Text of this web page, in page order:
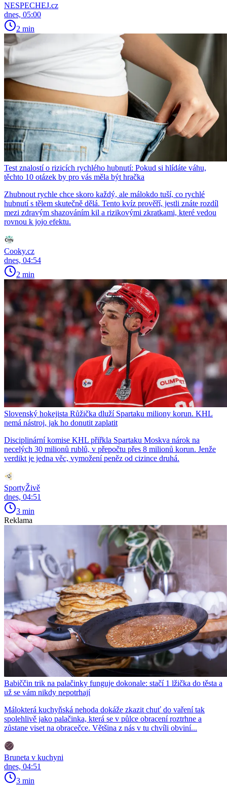
NESPECHEJ.cz
dnes, 05:00
2 min
Test znalostí o rizicích rychlého hubnutí: Pokud si hlídáte váhu,
těchto 10 otázek by pro vás měla být hračka
Zhubnout rychle chce skoro každý, ale málokdo tuší, co rychlé
hubnutí s tělem skutečně dělá. Tento kvíz prověří, jestli znáte rozdíl
mezi zdravým shazováním kil a rizikovými zkratkami, které vedou
rovnou k jojo efektu.
Cooky.cz
dnes, 04:54
2 min
Slovenský hokejista Růžička dluží Spartaku miliony korun. KHL
nemá nástroj, jak ho donutit zaplatit
Disciplinární komise KHL přiřkla Spartaku Moskva nárok na
necelých 30 milionů rublů, v přepočtu přes 8 milionů korun. Jenže
verdikt je jedna věc, vymožení peněz od cizince druhá.
SportyŽivě
dnes, 04:51
3 min
Reklama
Babiččin trik na palačinky funguje dokonale: stačí 1 lžička do těsta a
už se vám nikdy nepotrhají
Málokterá kuchyňská nehoda dokáže zkazit chuť do vaření tak
spolehlivě jako palačinka, která se v půlce obracení roztrhne a
zůstane viset na obracečce. Většina z nás v tu chvíli obviní...
Bruneta v kuchyni
dnes, 04:51
3 min